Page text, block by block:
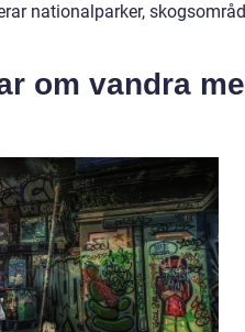
nationalparker,
om vandra